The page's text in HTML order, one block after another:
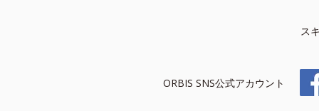
ス
ORBIS SNS公式アカウント